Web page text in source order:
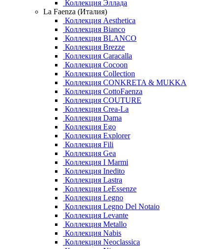
Коллекция Эллада
La Faenza (Италия)
Коллекция Aesthetica
Коллекция Bianco
Коллекция BLANCO
Коллекция Brezze
Коллекция Caracalla
Коллекция Cocoon
Коллекция Collection
Коллекция CONKRETA & MUKKA
Коллекция CottoFaenza
Коллекция COUTURE
Коллекция Crea-La
Коллекция Dama
Коллекция Ego
Коллекция Explorer
Коллекция Fili
Коллекция Gea
Коллекция I Marmi
Коллекция Inedito
Коллекция Lastra
Коллекция LeEssenze
Коллекция Legno
Коллекция Legno Del Notaio
Коллекция Levante
Коллекция Metallo
Коллекция Nabis
Коллекция Neoclassica